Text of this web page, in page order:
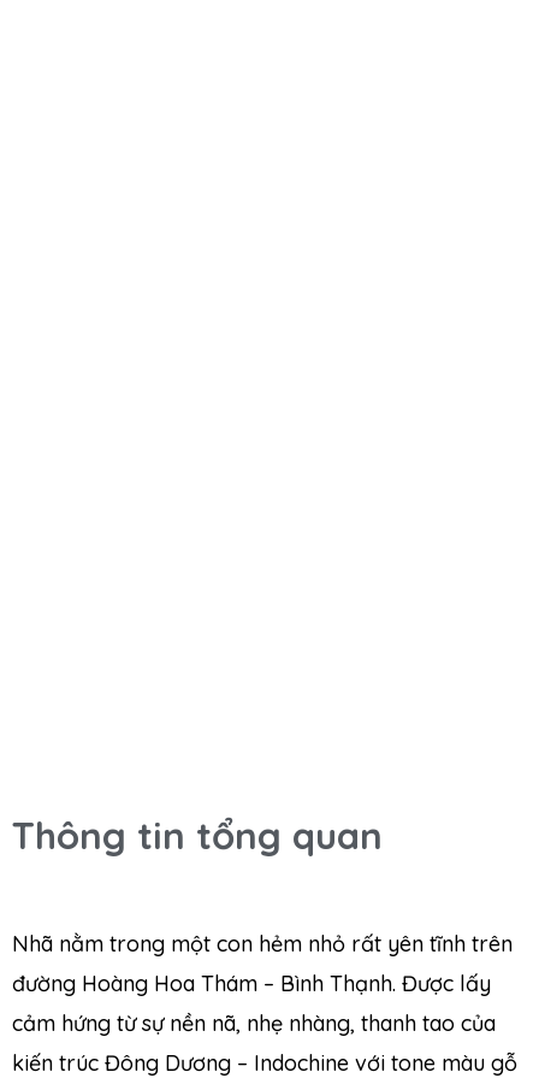
Thông tin tổng quan
Nhã nằm trong một con hẻm nhỏ rất yên tĩnh trên
đường Hoàng Hoa Thám – Bình Thạnh. Được lấy
cảm hứng từ sự nền nã, nhẹ nhàng, thanh tao của
kiến trúc Đông Dương – Indochine với tone màu gỗ